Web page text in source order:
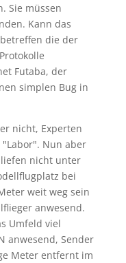
Sie müssen
Kann das
die der
Futaba, der
simplen Bug in
nicht, Experten
Nun aber
liefen nicht unter
bei
weit weg sein
anwesend.
Umfeld viel
anwesend, Sender
Meter entfernt im